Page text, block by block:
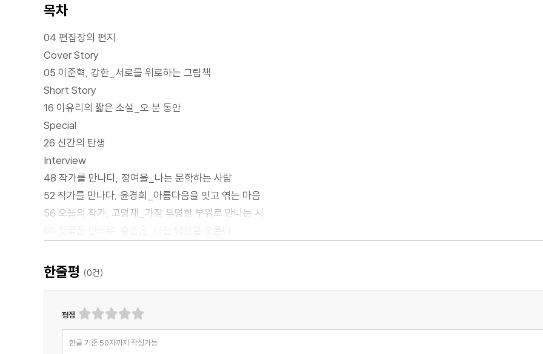
목차
04 편집장의 편지
Cover Story
05 이준혁, 강한_서로를 위로하는 그림책
Short Story
16 이유리의 짧은 소설_오 분 동안
Special
26 신간의 탄생
Interview
48 작가를 만나다, 정여울_나는 문학하는 사람
52 작가를 만나다, 윤경희_아름다움을 잇고 엮는 마음
56 오늘의 작가, 고명재_가장 투명한 부위로 만나는 시
64 신간을 기다립니다_앙꼬 작가님께
76 조예은의 반짝이는 진열장_호러-오컬트라는 취향에 대하여
한줄평 (0건)
평점
한글 기준 50자까지 작성가능